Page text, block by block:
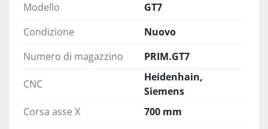
Modello
GT7
Condizione
Nuovo
Numero di magazzino
PRIM.GT7
CNC
Heidenhain,
Siemens
Corsa asse X
700 mm